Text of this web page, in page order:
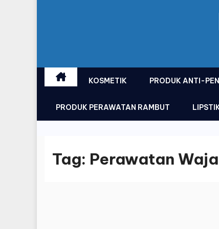
KOSMETIK PRODUK ANTI-
PRODUK PERAWATAN RAMBUT
Tag: Perawatan